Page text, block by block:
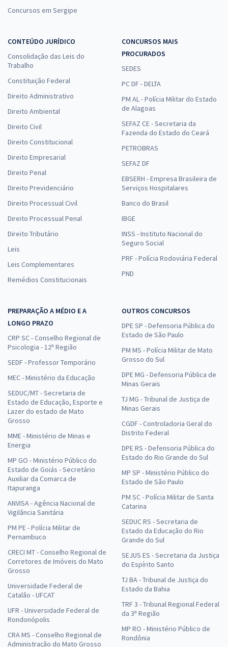
Concursos em Sergipe
CONTEÚDO JURÍDICO
Consolidação das Leis do
Trabalho
Constituição Federal
Direito Administrativo
Direito Ambiental
Direito Civil
Direito Constitucional
Direito Empresarial
Direito Penal
Direito Previdenciário
Direito Processual Civil
Direito Processual Penal
Direito Tributário
Leis
Leis Complementares
Remédios Constitucionais
CONCURSOS MAIS
PROCURADOS
SEDES
PC DF - DELTA
PM AL - Polícia Militar do Estado
de Alagoas
SEFAZ CE - Secretaria da
Fazenda do Estado do Ceará
PETROBRAS
SEFAZ DF
EBSERH - Empresa Brasileira de
Serviços Hospitalares
Banco do Brasil
IBGE
INSS - Instituto Nacional do
Seguro Social
PRF - Polícia Rodoviária Federal
PND
PREPARAÇÃO A MÉDIO E A
LONGO PRAZO
CRP SC - Conselho Regional de
Psicologia - 12ª Região
SEDF - Professor Temporário
MEC - Ministério da Educação
SEDUC/MT - Secretaria de
Estado de Educação, Esporte e
Lazer do estado de Mato
Grosso
MME - Ministério de Minas e
Energia
MP GO - Ministério Público do
Estado de Goiás - Secretário
Auxiliar da Comarca de
Itapuranga
ANVISA - Agência Nacional de
Vigilância Sanitária
PM PE - Polícia Militar de
Pernambuco
CRECI MT - Conselho Regional de
Corretores de Imóveis do Mato
Grosso
Universidade Federal de
Catalão - UFCAT
UFR - Universidade Federal de
Rondonópolis
CRA MS - Conselho Regional de
Administração do Mato Grosso
OUTROS CONCURSOS
DPE SP - Defensoria Pública do
Estado de São Paulo
PM MS - Polícia Militar de Mato
Grosso do Sul
DPE MG - Defensoria Pública de
Minas Gerais
TJ MG - Tribunal de Justiça de
Minas Gerais
CGDF - Controladoria Geral do
Distrito Federal
DPE RS - Defensoria Pública do
Estado do Rio Grande do Sul
MP SP - Ministério Público do
Estado de São Paulo
PM SC - Polícia Militar de Santa
Catarina
SEDUC RS - Secretaria de
Estado da Educação do Rio
Grande do Sul
SEJUS ES - Secretaria da Justiça
do Espírito Santo
TJ BA - Tribunal de Justiça do
Estado da Bahia
TRF 3 - Tribunal Regional Federal
da 3ª Região
MP RO - Ministério Público de
Rondônia